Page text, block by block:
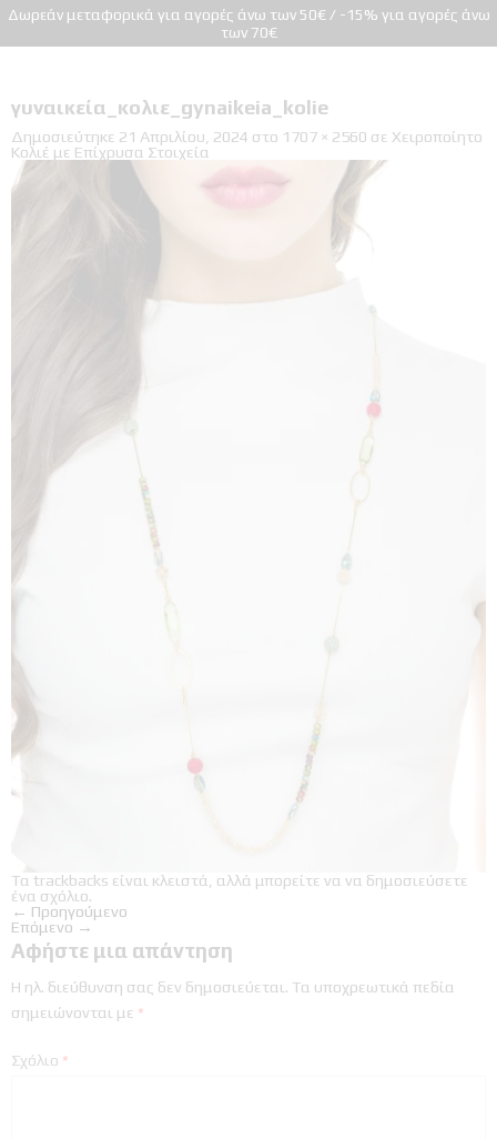
Δωρεάν μεταφορικά για αγορές άνω των 50€ / -15% για αγορές άνω
των 70€
γυναικεία_κολιε_gynaikeia_kolie
Δημοσιεύτηκε 21 Απριλίου, 2024 στο 1707 × 2560 σε Χειροποίητο
Κολιέ με Επίχρυσα Στοιχεία
Τα trackbacks είναι κλειστά, αλλά μπορείτε να να δημοσιεύσετε
ένα σχόλιο.
← Προηγούμενο
Επόμενο →
Αφήστε μια απάντηση
Η ηλ. διεύθυνση σας δεν δημοσιεύεται. Τα υποχρεωτικά πεδία
σημειώνονται με *
Σχόλιο *